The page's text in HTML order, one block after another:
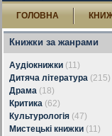
ГОЛОВНА
Книжки за жанрами
Аудіокнижки (11)
Дитяча література (215)
Драма (18)
Критика (62)
Культурологія (47)
Мистецькі книжки (11)